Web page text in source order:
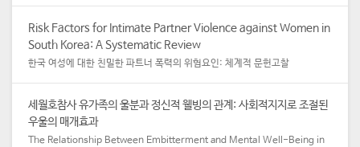
Risk Factors for Intimate Partner Violence against Women in
South Korea: A Systematic Review
한국 여성에 대한 친밀한 파트너 폭력의 위험요인: 체계적 문헌고찰
세월호참사 유가족의 울분과 정신적 웰빙의 관계: 사회적지지로 조절된
우울의 매개효과
The Relationship Between Embitterment and Mental Well-Being in